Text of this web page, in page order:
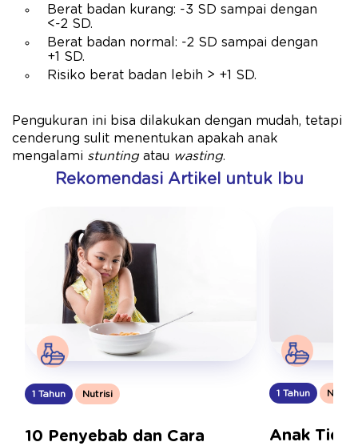
Berat badan kurang: -3 SD sampai dengan
<-2 SD.
Berat badan normal: -2 SD sampai dengan
+1 SD.
Risiko berat badan lebih > +1 SD.
Pengukuran ini bisa dilakukan dengan mudah, tetapi
cenderung sulit menentukan apakah anak
mengalami stuntingatau wasting.
Rekomendasi Artikel untuk Ibu
1 Tahun Nutrisi
10 Penyebab dan Cara
1 Tahun Nutrisi
Anak